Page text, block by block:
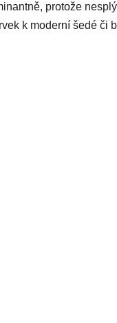
protože
k moderní šedé či